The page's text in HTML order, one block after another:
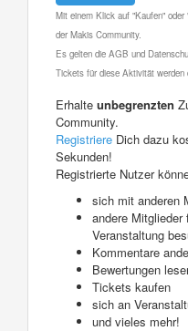
Mit einem Klick auf "Kaufen"
der Makis Community.
Es gelten die AGB und
Tickets für diese Aktivität
Erhalte unbegrenzten
Community.
Registriere Dich dazu
Sekunden!
Registrierte Nutzer
sich mit anderen
andere
Veranstaltung
Kommentare
Bewertungen
Tickets kaufen
sich an
und vieles mehr!